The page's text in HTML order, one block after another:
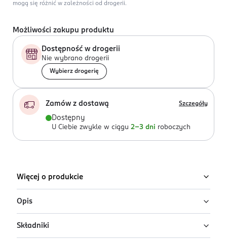
mogą się różnić w zależności od drogerii.
Możliwości zakupu produktu
Dostępność w drogerii
Nie wybrano drogerii
Wybierz drogerię
Zamów z dostawą Szczegóły
Dostępny
U Ciebie zwykle w ciągu 2-3 dni roboczych
Więcej o produkcie
Opis
Antyperspirant w żelu dla kobiet Lady Speed Stick
Składniki